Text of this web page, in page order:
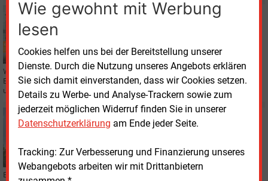
Wie gewohnt mit Werbung
lesen
Cookies helfen uns bei der Bereitstellung unserer
Dienste. Durch die Nutzung unseres Angebots erklären
Sie sich damit einverstanden, dass wir Cookies setzen.
Details zu Werbe- und Analyse-Trackern sowie zum
jederzeit möglichen Widerruf finden Sie in unserer
Datenschutzerklärung am Ende jeder Seite.
Tracking: Zur Verbesserung und Finanzierung unseres
Webangebots arbeiten wir mit Drittanbietern
Freitag, 7.08.2026, 15:59
Weniger Erträge aus Kohlekraftwerken und Wasserkraft drücken das
Ergebnis des Karlsruher Energiekonzerns. Die Jahresprognose bleibt aber
unverändert.
E&M STROMNETZ
Netzrenditen
EVM-Vorstand Mithun Basu weist die Kritik des BNE an hohen Renditen von